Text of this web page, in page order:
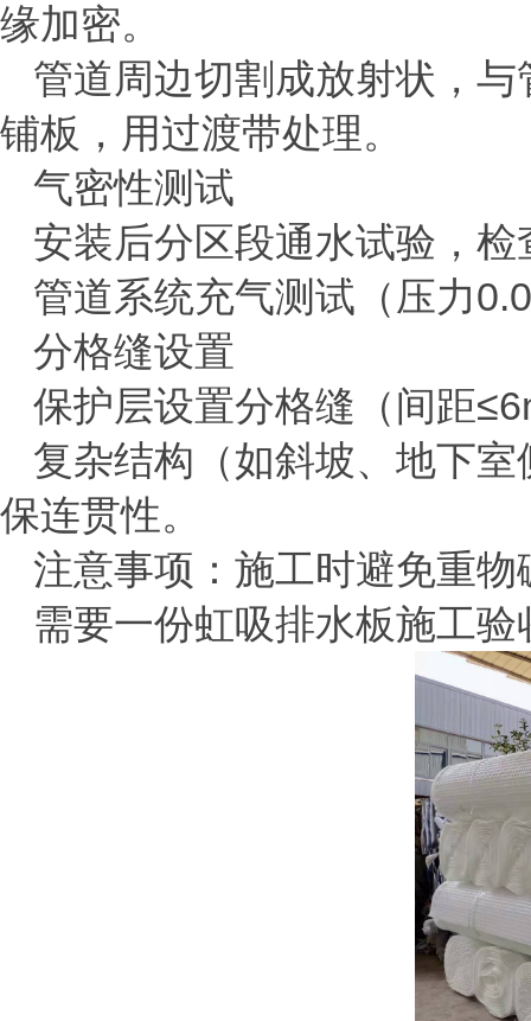
缘加密‌。
管道周边切割成放射状，
铺板，用过渡带处理‌。
‌气密性测试‌
安装后分区段通水试验，
管道系统充气测试（压力
‌分格缝设置‌
保护层设置分格缝（间距≤
复杂结构（如斜坡、地下
保连贯性‌。
注意事项‌：施工时避免重
需要一份虹吸排水板施工